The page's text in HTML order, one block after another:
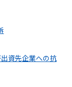
資先企業への抗